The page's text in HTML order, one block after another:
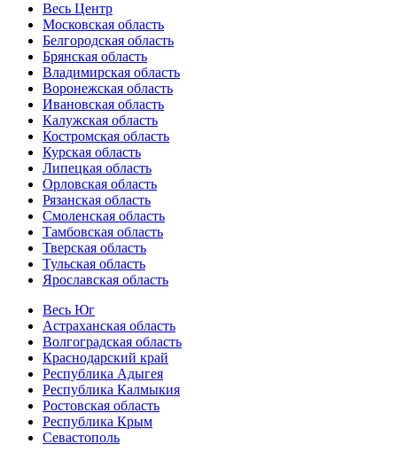
Весь Центр
Московская область
Белгородская область
Брянская область
Владимирская область
Воронежская область
Ивановская область
Калужская область
Костромская область
Курская область
Липецкая область
Орловская область
Рязанская область
Смоленская область
Тамбовская область
Тверская область
Тульская область
Ярославская область
Весь Юг
Астраханская область
Волгоградская область
Краснодарский край
Республика Адыгея
Республика Калмыкия
Ростовская область
Республика Крым
Севастополь